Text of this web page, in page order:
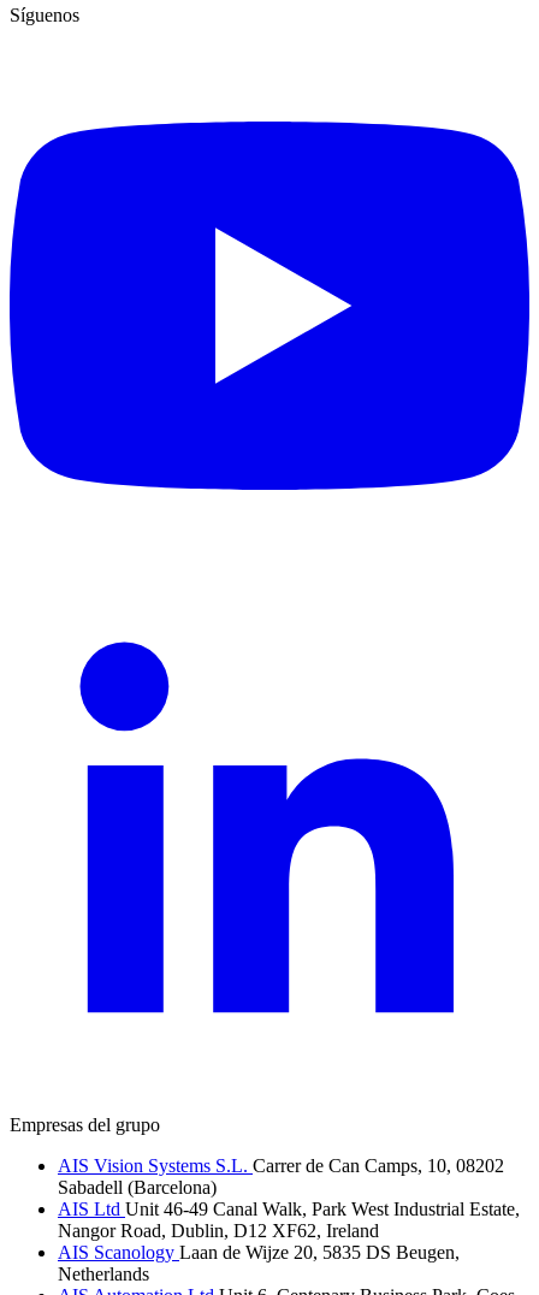
Síguenos
Empresas del grupo
AIS Vision Systems S.L. Carrer de Can Camps, 10, 08202
Sabadell (Barcelona)
AIS Ltd Unit 46-49 Canal Walk, Park West Industrial Estate,
Nangor Road, Dublin, D12 XF62, Ireland
AIS Scanology Laan de Wijze 20, 5835 DS Beugen,
Netherlands